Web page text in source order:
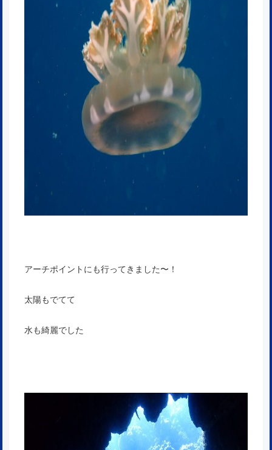
アーチポイントにも行ってきました〜！
太陽もでてて
水も綺麗でした